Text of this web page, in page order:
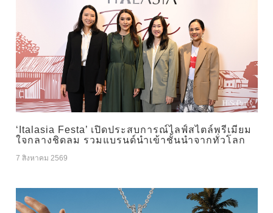
‘Italasia Festa’ เปิดประสบการณ์ไลฟ์สไตล์พรีเมียม
ใจกลางชิดลม รวมแบรนด์นำเข้าชั้นนำจากทั่วโลก
7 สิงหาคม 2569